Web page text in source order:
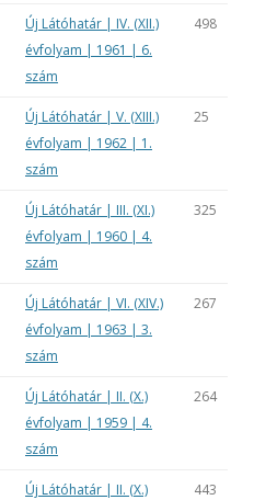
Új Látóhatár | IV. (XII.)
évfolyam | 1961 | 6.
szám
498
Új Látóhatár | V. (XIII.)
évfolyam | 1962 | 1.
szám
25
Új Látóhatár | III. (XI.)
évfolyam | 1960 | 4.
szám
325
Új Látóhatár | VI. (XIV.)
évfolyam | 1963 | 3.
szám
267
Új Látóhatár | II. (X.)
évfolyam | 1959 | 4.
szám
264
Új Látóhatár | II. (X.)
443